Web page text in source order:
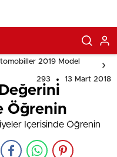
2019 Model
293 13 Mart 2018
Değerini
Öğrenin